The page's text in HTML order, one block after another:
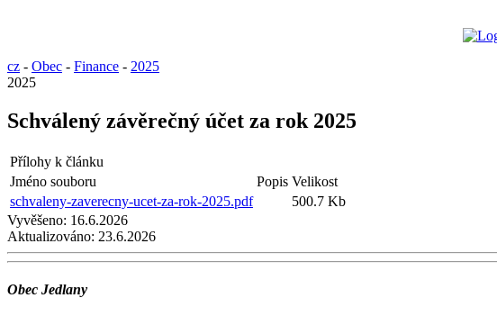
cz - Obec - Finance - 2025
2025
Schválený závěrečný účet za rok 2025
Přílohy k článku
Jméno souboru
Popis Velikost
schvaleny-zaverecny-ucet-za-rok-2025.pdf
500.7 Kb
Vyvěšeno: 16.6.2026
Aktualizováno: 23.6.2026
Obec Jedlany